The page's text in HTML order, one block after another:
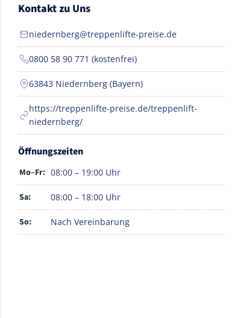
Kontakt zu Uns
niedernberg@treppenlifte-preise.de
0800 58 90 771 (kostenfrei)
63843 Niedernberg (Bayern)
https://treppenlifte-preise.de/treppenlift-
niedernberg/
Öffnungszeiten
Mo–Fr: 08:00 – 19:00 Uhr
Sa: 08:00 – 18:00 Uhr
So: Nach Vereinbarung